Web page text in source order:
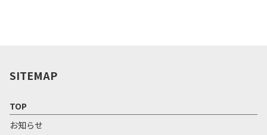
SITEMAP
TOP
お知らせ